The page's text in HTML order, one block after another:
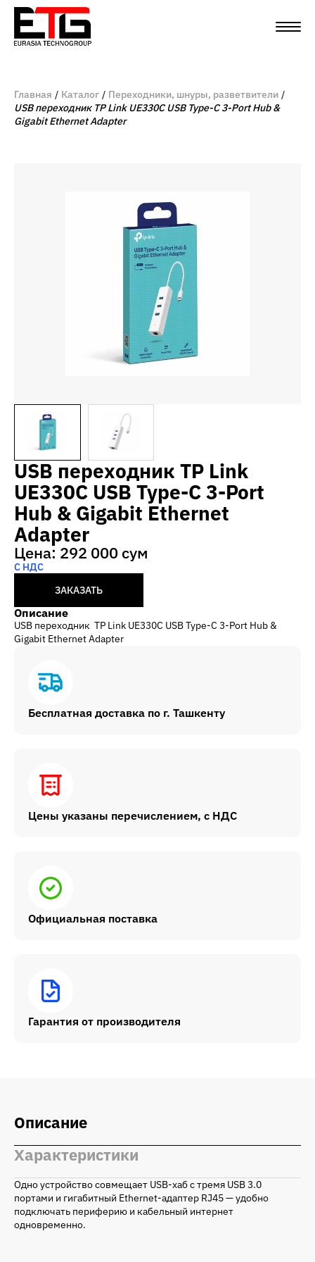
Главная Каталог
Переходники, шнуры, разветвители
USB переходник TP Link UE330C USB Type-C 3-Port Hub &
Gigabit Ethernet Adapter
USB переходник TP Link
UE330C USB Type-C 3-Port
Hub & Gigabit Ethernet
Adapter
Цена: 292 000 сум
С НДС
ЗАКАЗАТЬ
Описание
USB переходник TP Link UE330C USB Type-C 3-Port Hub &
Gigabit Ethernet Adapter
Бесплатная доставка по г. Ташкенту
Цены указаны перечислением, с НДС
Официальная поставка
Гарантия от производителя
Описание
Характеристики
Одно устройство совмещает USB‑хаб с тремя USB 3.0
портами и гигабитный Ethernet‑адаптер RJ45 — удобно
подключать периферию и кабельный интернет
одновременно.